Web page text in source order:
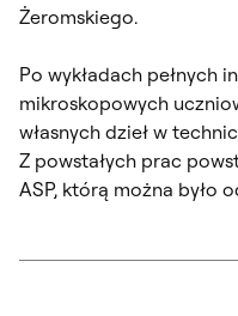
Żeromskiego.
Po wykładach pełnych
mikroskopowych
własnych dzieł w
Z powstałych prac
ASP, którą można było